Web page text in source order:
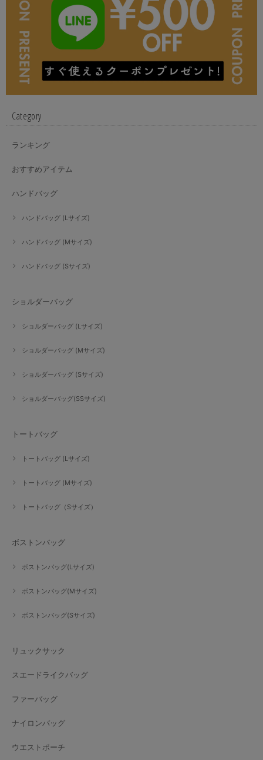
Category
ランキング
おすすめアイテム
ハンドバッグ
ハンドバッグ (Lサイズ)
ハンドバッグ (Mサイズ)
ハンドバッグ (Sサイズ)
ショルダーバッグ
ショルダーバッグ (Lサイズ)
ショルダーバッグ (Mサイズ)
ショルダーバッグ (Sサイズ)
ショルダーバッグ(SSサイズ)
トートバッグ
トートバッグ (Lサイズ)
トートバッグ (Mサイズ)
トートバッグ（Sサイズ）
ボストンバッグ
ボストンバッグ(Lサイズ)
ボストンバッグ(Mサイズ)
ボストンバッグ(Sサイズ)
リュックサック
スエードライクバッグ
ファーバッグ
ナイロンバッグ
ウエストポーチ